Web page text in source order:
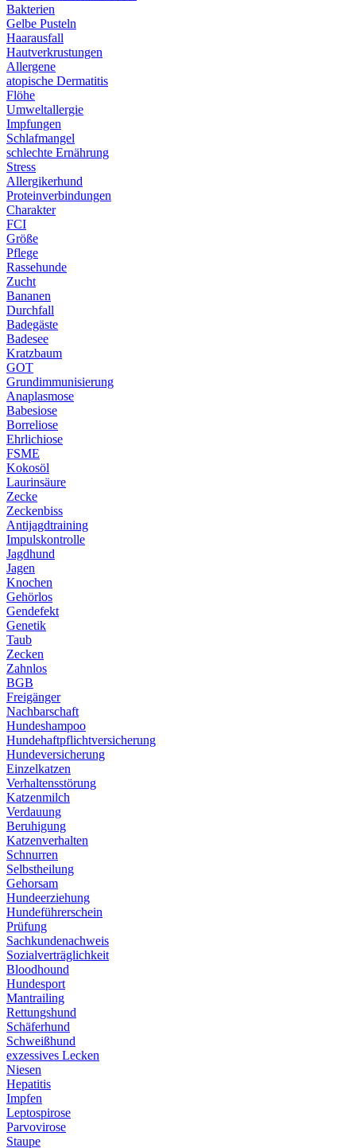
Bakterien
Gelbe Pusteln
Haarausfall
Hautverkrustungen
Allergene
atopische Dermatitis
Flöhe
Umweltallergie
Impfungen
Schlafmangel
schlechte Ernährung
Stress
Allergikerhund
Proteinverbindungen
Charakter
FCI
Größe
Pflege
Rassehunde
Zucht
Bananen
Durchfall
Badegäste
Badesee
Kratzbaum
GOT
Grundimmunisierung
Anaplasmose
Babesiose
Borreliose
Ehrlichiose
FSME
Kokosöl
Laurinsäure
Zecke
Zeckenbiss
Antijagdtraining
Impulskontrolle
Jagdhund
Jagen
Knochen
Gehörlos
Gendefekt
Genetik
Taub
Zecken
Zahnlos
BGB
Freigänger
Nachbarschaft
Hundeshampoo
Hundehaftpflichtversicherung
Hundeversicherung
Einzelkatzen
Verhaltensstörung
Katzenmilch
Verdauung
Beruhigung
Katzenverhalten
Schnurren
Selbstheilung
Gehorsam
Hundeerziehung
Hundeführerschein
Prüfung
Sachkundenachweis
Sozialverträglichkeit
Bloodhound
Hundesport
Mantrailing
Rettungshund
Schäferhund
Schweißhund
exzessives Lecken
Niesen
Hepatitis
Impfen
Leptospirose
Parvovirose
Staupe